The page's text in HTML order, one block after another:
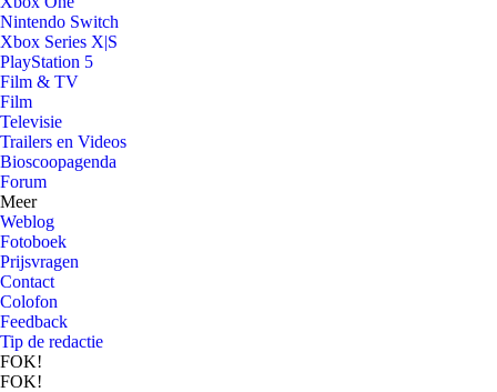
Nintendo Switch
Xbox Series X|S
PlayStation 5
Film & TV
Film
Televisie
Trailers en Videos
Bioscoopagenda
Forum
Meer
Weblog
Fotoboek
Prijsvragen
Contact
Colofon
Feedback
Tip de redactie
FOK!
FOK!